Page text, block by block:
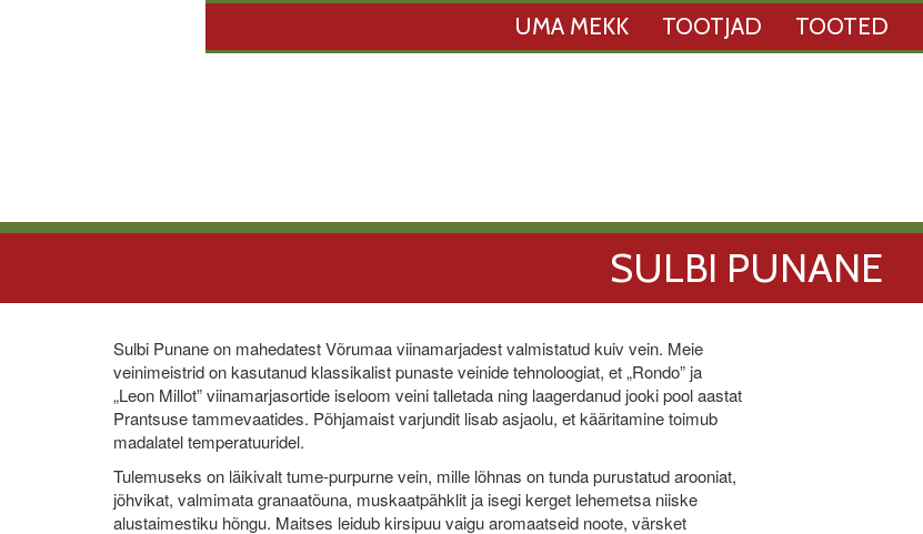
UMA MEKK TOOTJAD TOOTED
SULBI PUNANE
Sulbi Punane on mahedatest Võrumaa viinamarjadest valmistatud kuiv vein. Meie
veinimeistrid on kasutanud klassikalist punaste veinide tehnoloogiat, et „Rondo” ja
„Leon Millot” viinamarjasortide iseloom veini talletada ning laagerdanud jooki pool aastat
Prantsuse tammevaatides. Põhjamaist varjundit lisab asjaolu, et kääritamine toimub
madalatel temperatuuridel.
Tulemuseks on läikivalt tume-purpurne vein, mille lõhnas on tunda purustatud arooniat,
jõhvikat, valmimata granaatõuna, muskaatpähklit ja isegi kerget lehemetsa niiske
alustaimestiku hõngu. Maitses leidub kirsipuu vaigu aromaatseid noote, värsket